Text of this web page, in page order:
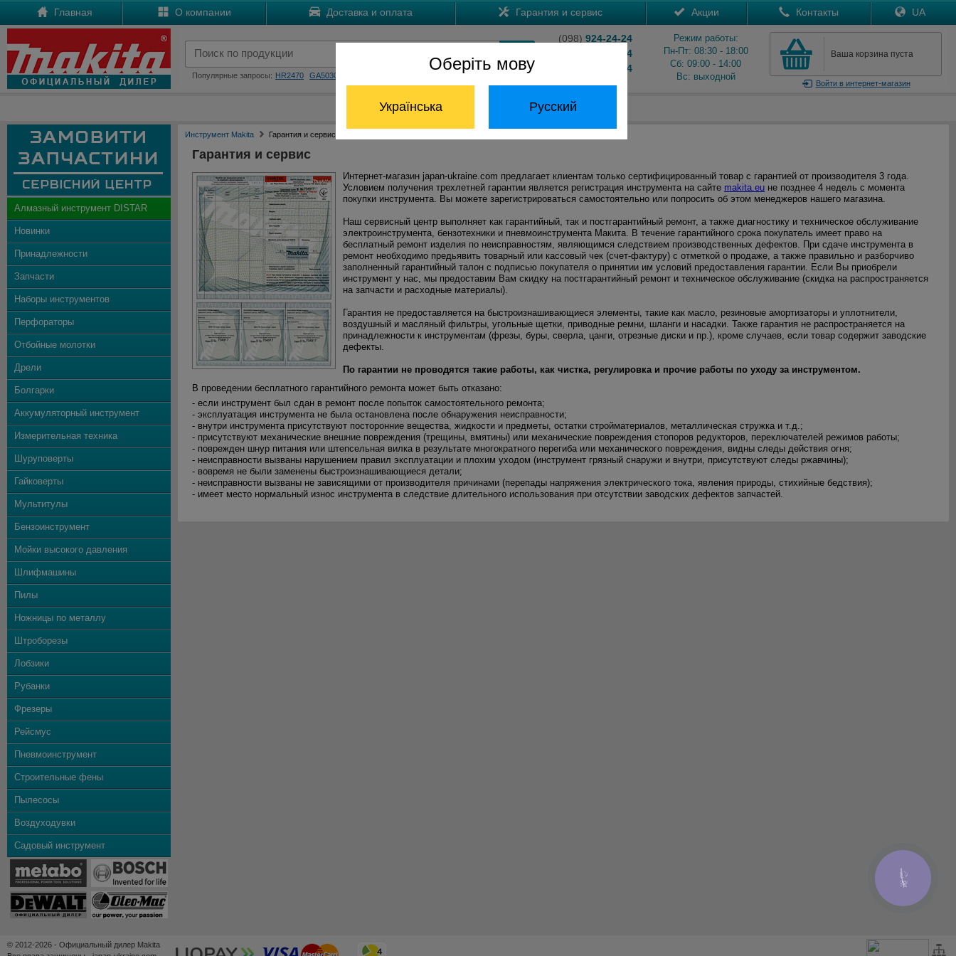
Оберіть мову
Українська Русский
Главная О компании Доставка и оплата Гарантия и сервис Акции Контакты UA
Популярные запросы: HR2470 GA5030
(098) 924-24-24
204-24-24
824-24-24
Режим работы:
Пн-Пт: 08:30 - 18:00
Сб: 09:00 - 14:00
Вс: выходной
Ваша корзина пуста
Войтив интернет-магазин
Отдел запчастей: (068) 824-24-24
Алмазный инструмент DISTAR
Новинки
Принадлежности
Запчасти
Наборы инструментов
Перфораторы
Отбойные молотки
Дрели
Болгарки
Аккумуляторный инструмент
Измерительная техника
Шуруповерты
Гайковерты
Мультитулы
Бензоинструмент
Мойки высокого давления
Шлифмашины
Пилы
Ножницы по металлу
Штроборезы
Лобзики
Рубанки
Фрезеры
Рейсмус
Пневмоинструмент
Строительные фены
Пылесосы
Воздуходувки
Садовый инструмент
Инструмент Makita Гарантия и сервис
Гарантия и сервис
Интернет-магазин japan-ukraine.com предлагает клиентам только сертифицированный товар с гарантией от производителя 3 года.
Условием получения трехлетней гарантии является регистрация инструмента на сайте makita.eu не позднее 4 недель с момента
покупки инструмента. Вы можете зарегистрироваться самостоятельно или попросить об этом менеджеров нашего магазина.
Наш сервисный центр выполняет как гарантийный, так и постгарантийный ремонт, а также диагностику и техническое обслуживание
электроинструмента, бензотехники и пневмоинструмента Макита. В течение гарантийного срока покупатель имеет право на
бесплатный ремонт изделия по неисправностям, являющимся следствием производственных дефектов. При сдаче инструмента в
ремонт необходимо предьявить товарный или кассовый чек (счет-фактуру) с отметкой о продаже, а также правильно и разборчиво
заполненный гарантийный талон с подписью покупателя о принятии им условий предоставления гарантии. Если Вы приобрели
инструмент у нас, мы предоставим Вам скидку на постгарантийный ремонт и техническое обслуживание (скидка на распространяется
на запчасти и расходные материалы).
Гарантия не предоставляется на быстроизнашивающиеся элементы, такие как масло, резиновые амортизаторы и уплотнители,
воздушный и масляный фильтры, угольные щетки, приводные ремни, шланги и насадки. Также гарантия не распространяется на
принадлежности к инструментам (фрезы, буры, сверла, цанги, отрезные диски и пр.), кроме случаев, если товар содержит заводские
дефекты.
По гарантии не проводятся такие работы, как чистка, регулировка и прочие работы по уходу за инструментом.
В проведении бесплатного гарантийного ремонта может быть отказано:
- если инструмент был сдан в ремонт после попыток самостоятельного ремонта;
- эксплуатация инструмента не была остановлена после обнаружения неисправности;
- внутри инструмента присутствуют посторонние вещества, жидкости и предметы, остатки стройматериалов, металлическая стружка и т.д.;
- присутствуют механические внешние повреждения (трещины, вмятины) или механические повреждения стопоров редукторов, переключателей режимов работы;
- поврежден шнур питания или штепсельная вилка в результате многократного перегиба или механического повреждения, видны следы действия огня;
- неисправности вызваны нарушением правил эксплуатации и плохим уходом (инструмент грязный снаружи и внутри, присутствуют следы ржавчины);
- вовремя не были заменены быстроизнашивающиеся детали;
- неисправности вызваны не зависящими от производителя причинами (перепады напряжения электрического тока, явления природы, стихийные бедствия);
- имеет место нормальный износ инструмента в следствие длительного использования при отсутствии заводских дефектов запчастей.
© 2012-2026 - Официальный дилер Makita
КНОПКА
ЗВ'ЯЗКУ